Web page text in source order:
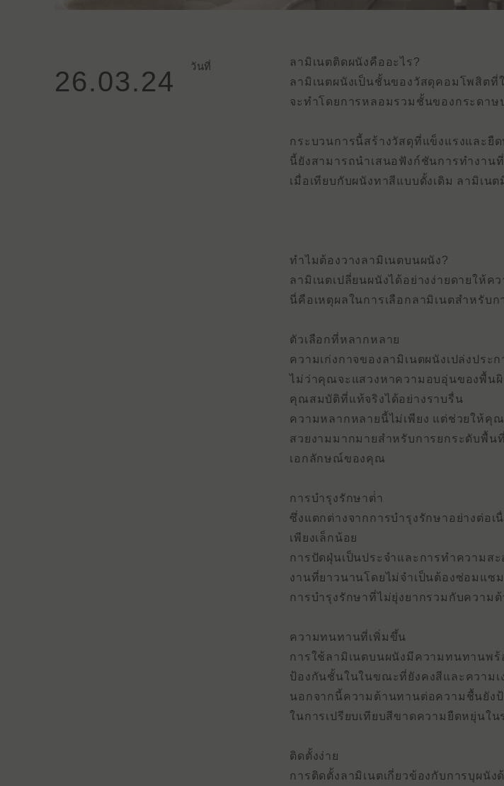
วันที่
26.03.24
ลามิเนตติดผนังคืออะไร?
ลามิเนตผนังเป็นชั้นของวัสดุคอมโพสิต
จะทําโดยการหลอมรวมชั้นของกระดา
กระบวนการนี้สร้างวัสดุที่แข็งแรงและ
นี้ยังสามารถนําเสนอฟังก์ชันการทํางา
เมื่อเทียบกับผนังทาสีแบบดั้งเดิม ลามิเน
ทําไมต้องวางลามิเนตบนผนัง?
ลามิเนตเปลี่ยนผนังได้อย่างง่ายดายให้
นี่คือเหตุผลในการเลือกลามิเนตสําหรับ
ตัวเลือกที่หลากหลาย
ความเก่งกาจของลามิเนตผนังเปล่งประ
ไม่ว่าคุณจะแสวงหาความอบอุ่นของพื้น
คุณสมบัติที่แท้จริงได้อย่างราบรื่น
ความหลากหลายนี้ไม่เพียง แต่ช่วยให้คุ
สวยงามมากมายสําหรับการยกระดับพื้
เอกลักษณ์ของคุณ
การบํารุงรักษาต่ํา
ซึ่งแตกต่างจากการบํารุงรักษาอย่างต่อ
เพียงเล็กน้อย
การปัดฝุ่นเป็นประจําและการทําความส
งานที่ยาวนานโดยไม่จําเป็นต้องซ่อมแซ
การบํารุงรักษาที่ไม่ยุ่งยากรวมกับความ
ความทนทานที่เพิ่มขึ้น
การใช้ลามิเนตบนผนังมีความทนทานพ
ป้องกันชั้นในในขณะที่ยังคงสีและความเง
นอกจากนี้ความต้านทานต่อความชื้นยังป้
ในการเปรียบเทียบสีขาดความยืดหยุ่นใน
ติดตั้งง่าย
การติดตั้งลามิเนตเกี่ยวข้องกับการบุผนัง